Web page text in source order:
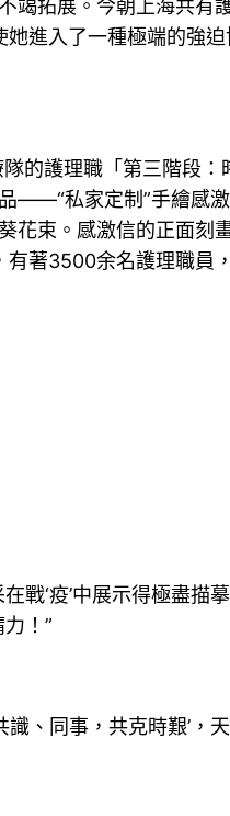
竭拓展。今朝上海共有
進入了一種極端的強
的護理職「第三階段：
——“私家定制”手繪感
束。感激信的正面刻
有著3500余名護理職員
‘疫’中展示得極盡描
！”
、同事，共克時艱’，